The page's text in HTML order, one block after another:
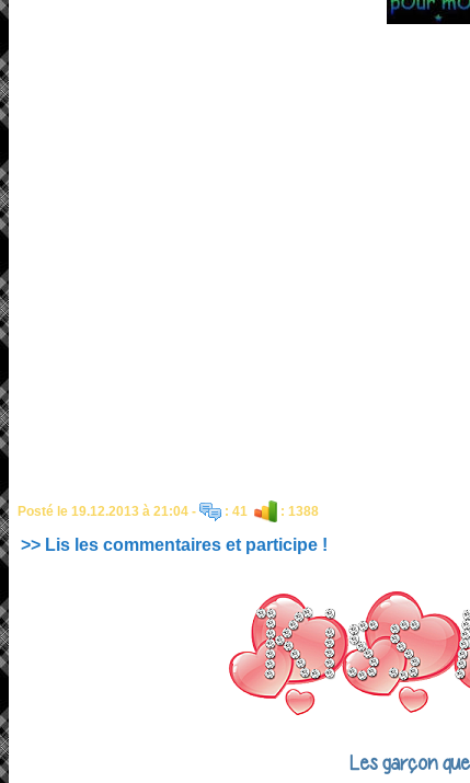
Posté le 19.12.2013 à 21:04 - : 41 : 1388
>> Lis les commentaires et participe !
Les garçon